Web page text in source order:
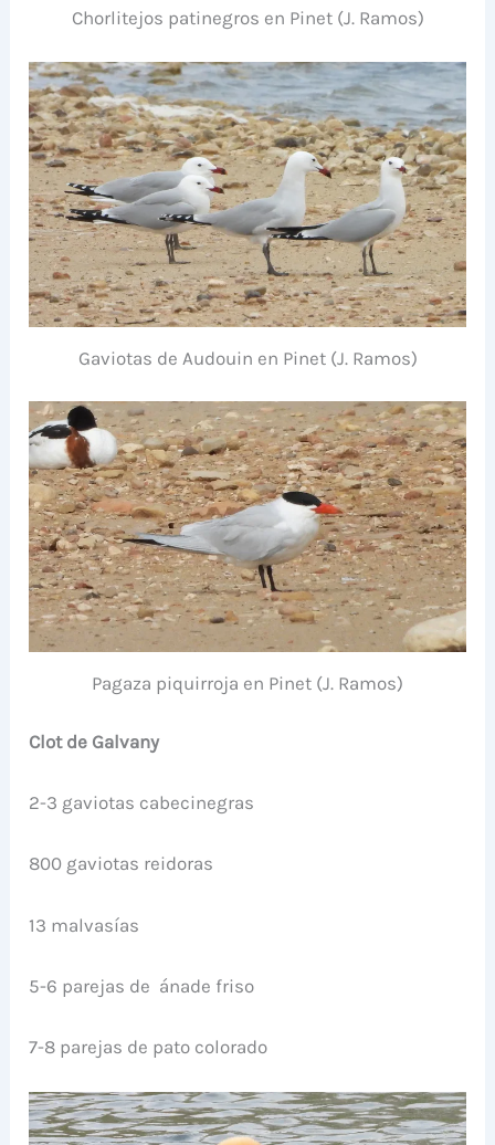
Chorlitejos patinegros en Pinet (J. Ramos)
Gaviotas de Audouin en Pinet (J. Ramos)
Pagaza piquirroja en Pinet (J. Ramos)
Clot de Galvany
2-3 gaviotas cabecinegras
800 gaviotas reidoras
13 malvasías
5-6 parejas de ánade friso
7-8 parejas de pato colorado